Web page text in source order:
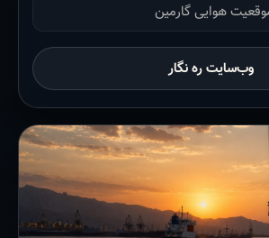
هوایی گارمین
وب‌سایت ره نگار